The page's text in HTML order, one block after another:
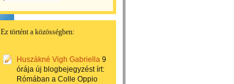
Ez történt a közösségben:
Huszákné Vigh Gabriella 9
órája új blogbejegyzést írt:
Rómában a Colle Oppio